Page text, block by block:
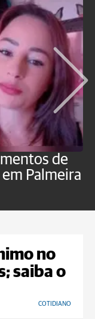
de
Palmeira
no
saiba o
COTIDIANO